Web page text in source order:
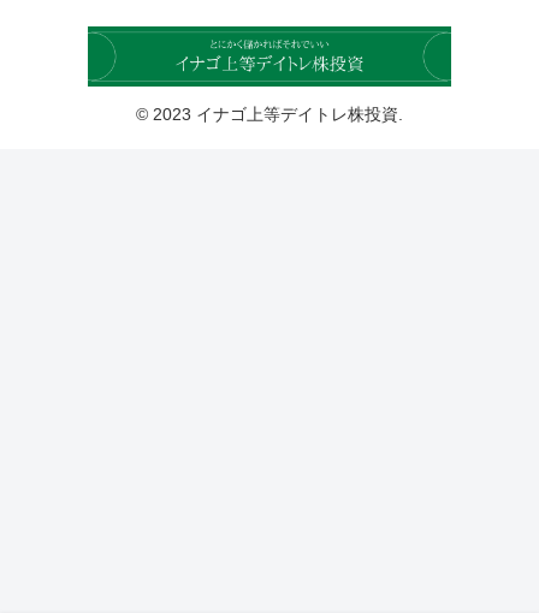
© 2023 イナゴ上等デイトレ株投資.